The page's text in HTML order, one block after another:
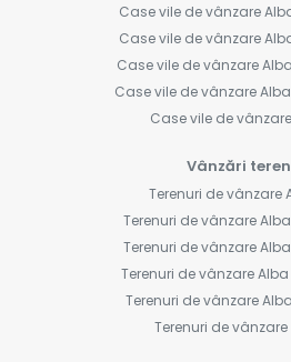
Case vile de vânzare
Case vile de vânzare
Case vile de vânzare
Case vile de vânzare
Case vile de
Vânzări
Terenuri de vânzare
Terenuri de vânzare
Terenuri de vânzare
Terenuri de vânzare Alba
Terenuri de vânzare
Terenuri de